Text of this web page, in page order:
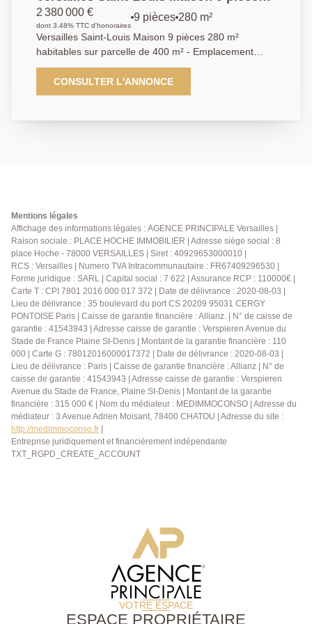
cette demeure au charme authentique. Une maison
pleine de caractère, alliant cachet, volumes et
sérénité ? véritable coup de coeur.
280 m² habitables sur parcelle de 400
m²
2 380 000 €
dont 3.48% TTC d'honoraires
9 pièces 280 m²
Versailles Saint-Louis Maison 9 pièces 280 m²
habitables sur parcelle de 400 m² - Emplacement
exceptionnel au coeur du quartier Saint-Louis et au
calme absolu pour ce magnifique hôtel particulier au
charme fou de 280 m² (hors sous-sol) jouissant d'une
éléments anciens conservés (parquet, tomettes,
cheminées, superbe hauteur sous plafond) dont une
ouvrant sur une vaste terrasse plein sud surplombant
le jardin, une salle de bains, trois salles d'eau,
nombreux rangements. Le sous-sol total comprend
chaufferie et cave voutée. Vous serez immédiatement
séduits par les volumes, les éléments anciens et la
situation unique de ce bien rare à la vente à quelques
minutes à pied seulement des carrés Saint-Louis,
commerces, écoles de renom et gares (Rive-Gauche
et Chantiers). Exceptionnel. A visiter sans tarder.
CONSULTER L'ANNONCE
Mentions légales
Affichage des informations légales : AGENCE PRINCIPALE Versailles |
Raison sociale : PLACE HOCHE IMMOBILIER | Adresse siège social : 8
place Hoche - 78000 VERSAILLES | Siret : 40929653000010 |
RCS : Versailles | Numero TVA Intracommunautaire : FR67409296530 |
Forme juridique : SARL | Capital social : 7 622 | Assurance RCP : 110000€ |
Carte T : CPI 7801 2016 000 017 372 | Date de délivrance : 2020-08-03 |
Lieu de délivrance : 35 boulevard du port CS 20209 95031 CERGY
PONTOISE Paris | Caisse de garantie financière : Allianz. | N° de caisse de
garantie : 41543943 | Adresse caisse de garantie : Verspieren Avenue du
Stade de France Plaine St-Denis | Montant de la garantie financière : 110
000 | Carte G : 78012016000017372 | Date de délivrance : 2020-08-03 |
Lieu de délivrance : Paris | Caisse de garantie financière : Allianz | N° de
caisse de garantie : 41543943 | Adresse caisse de garantie : Verspieren
Avenue du Stade de France, Plaine St-Denis | Montant de la garantie
financière : 315 000 € | Nom du médiateur : MEDIMMOCONSO | Adresse du
médiateur : 3 Avenue Adrien Moisant, 78400 CHATOU | Adresse du site :
http://medimmoconso.fr
Entreprise juridiquement et financièrement indépendante
TXT_RGPD_CREATE_ACCOUNT
VOTRE ESPACE
ESPACE PROPRIÉTAIRE